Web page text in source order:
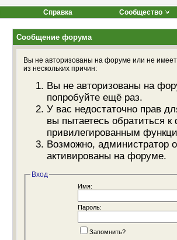
Справка Сообщество
Сообщение форума
Вы не авторизованы на форуме или не
из нескольких причин:
Вы не авторизованы на
попробуйте ещё раз.
У вас недостаточно прав
вы пытаетесь обратиться
привилегированным
Возможно, администратор
активированы на форуме.
Вход
Имя:
Пароль:
Запомнить?